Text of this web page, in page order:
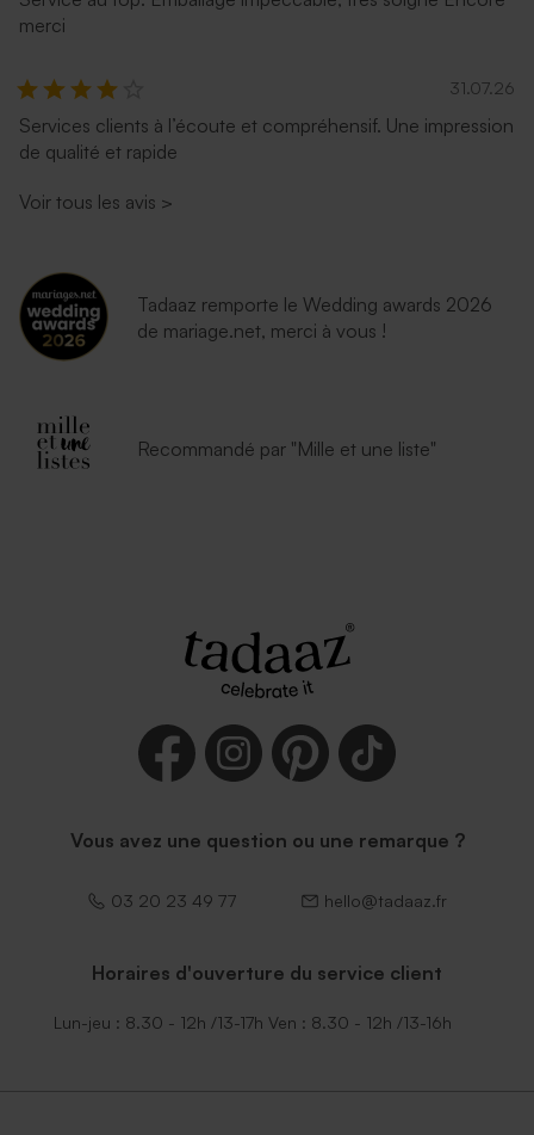
merci
31.07.26
Services clients à l’écoute et compréhensif. Une impression
de qualité et rapide
Voir tous les avis >
Tadaaz remporte le Wedding awards 2026
de mariage.net, merci à vous !
Recommandé par "Mille et une liste"
Vous avez une question ou une remarque ?
03 20 23 49 77 hello@tadaaz.fr
Horaires d'ouverture du service client
Lun-jeu : 8.30 - 12h /13-17h Ven : 8.30 - 12h /13-16h